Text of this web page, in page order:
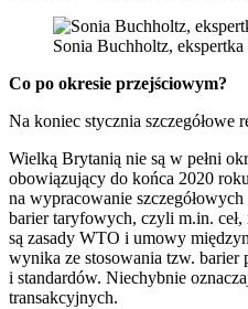
Sonia Buchholtz,
Co po okresie przejściowym?
Na koniec stycznia szczegółowe
Wielką Brytanią nie są w pełni
obowiązujący do końca 2020
na wypracowanie
barier taryfowych, czyli m.in.
są zasady WTO i umowy
wynika ze stosowania tzw.
i standardów. Niechybnie
transakcyjnych.